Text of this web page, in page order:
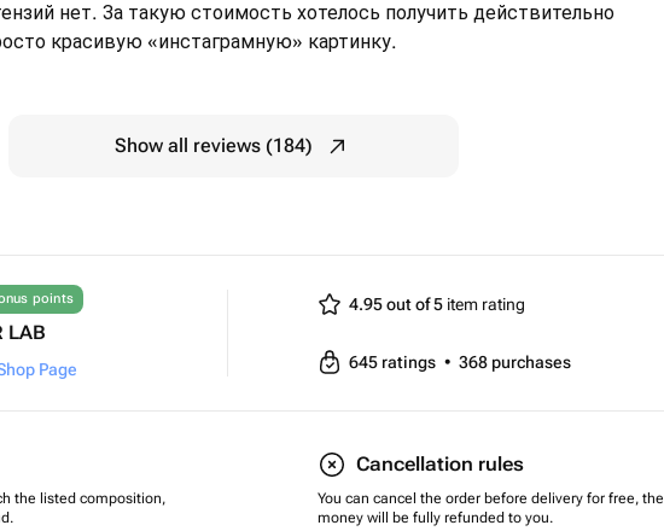
нет. За такую стоимость хотелось получить действительно
красивую «инстаграмную» картинку.
Show all reviews (184)
points
LAB
Page
4.95 out of 5 item rating
645 ratings • 368 purchases
the listed composition,
Cancellation rules
You can cancel the order before delivery for free, the
money will be fully refunded to you.